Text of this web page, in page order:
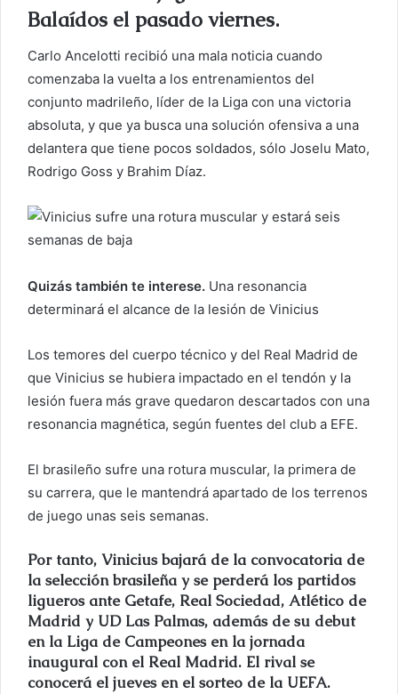
Balaídos el pasado viernes.
Carlo Ancelotti recibió una mala noticia cuando
comenzaba la vuelta a los entrenamientos del
conjunto madrileño, líder de la Liga con una victoria
absoluta, y que ya busca una solución ofensiva a una
delantera que tiene pocos soldados, sólo Joselu Mato,
Rodrigo Goss y Brahim Díaz.
Quizás también te interese. Una resonancia
determinará el alcance de la lesión de Vinicius
Los temores del cuerpo técnico y del Real Madrid de
que Vinicius se hubiera impactado en el tendón y la
lesión fuera más grave quedaron descartados con una
resonancia magnética, según fuentes del club a EFE.
El brasileño sufre una rotura muscular, la primera de
su carrera, que le mantendrá apartado de los terrenos
de juego unas seis semanas.
Por tanto, Vinicius bajará de la convocatoria de
la selección brasileña y se perderá los partidos
ligueros ante Getafe, Real Sociedad, Atlético de
Madrid y UD Las Palmas, además de su debut
en la Liga de Campeones en la jornada
inaugural con el Real Madrid. El rival se
conocerá el jueves en el sorteo de la UEFA.